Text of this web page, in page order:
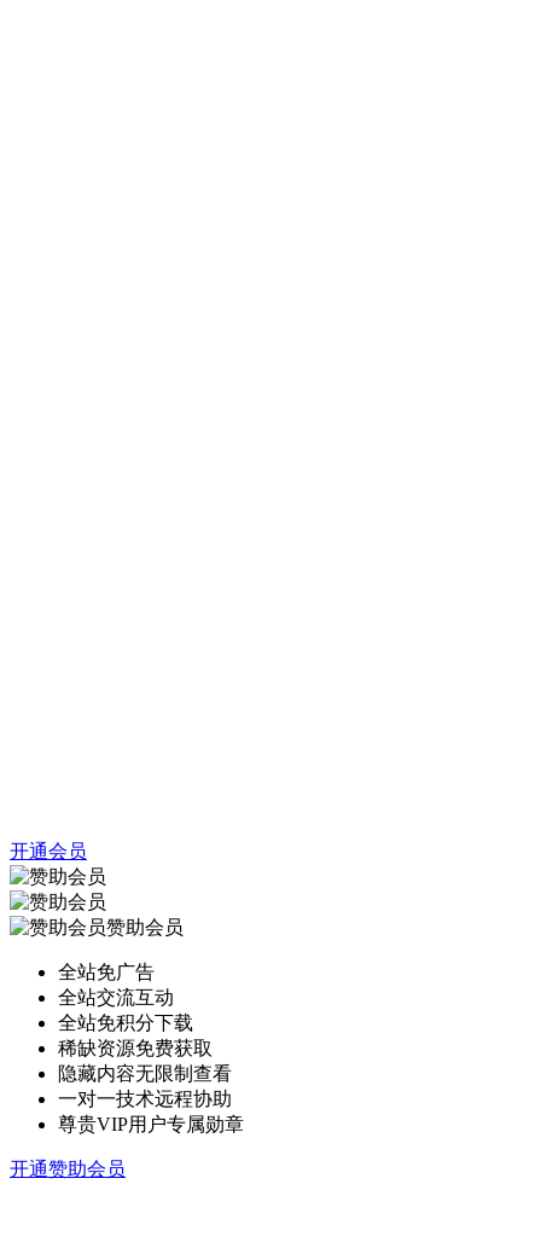
开通会员
赞助会员
全站免广告
全站交流互动
全站免积分下载
稀缺资源免费获取
隐藏内容无限制查看
一对一技术远程协助
尊贵VIP用户专属勋章
开通赞助会员